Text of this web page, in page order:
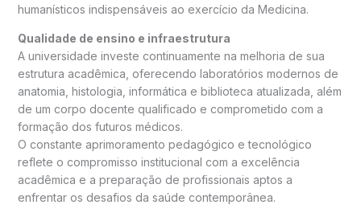
humanísticos indispensáveis ao exercício da Medicina.
Qualidade de ensino e infraestrutura
A universidade investe continuamente na melhoria de sua
estrutura acadêmica, oferecendo laboratórios modernos de
anatomia, histologia, informática e biblioteca atualizada, além
de um corpo docente qualificado e comprometido com a
formação dos futuros médicos.
O constante aprimoramento pedagógico e tecnológico
reflete o compromisso institucional com a excelência
acadêmica e a preparação de profissionais aptos a
enfrentar os desafios da saúde contemporânea.